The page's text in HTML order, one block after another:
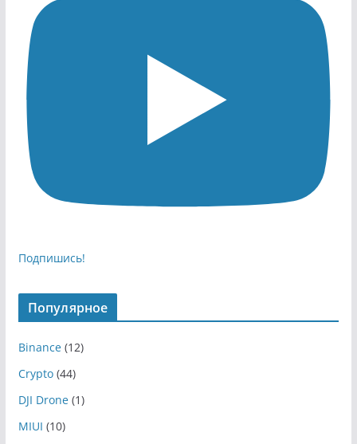
Подпишись!
Популярное
Binance(12)
Crypto(44)
DJI Drone(1)
MIUI (10)